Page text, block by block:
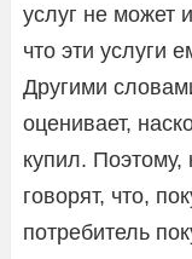
услуг не может
что эти услуги
Другими
оценивает,
купил. Поэтому,
говорят, что,
потребитель